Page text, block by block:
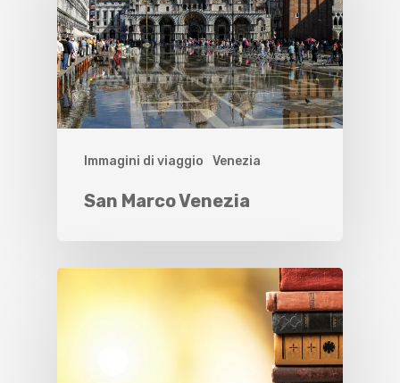
Immagini di viaggio Venezia
San Marco Venezia